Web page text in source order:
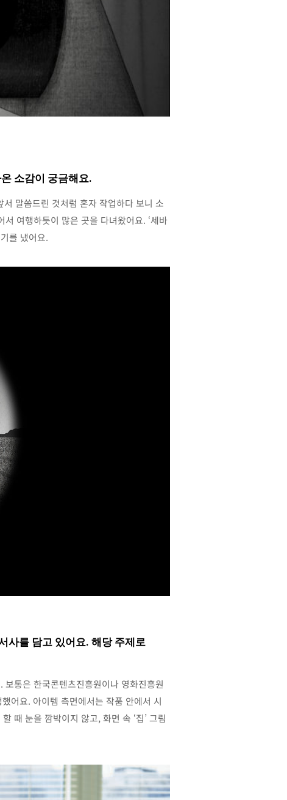
소감이 궁금해요.
말씀드린 것처럼 혼자 작업하다 보니 소
여행하듯이 많은 곳을 다녀왔어요. ‘세바
를 냈어요.
사를 담고 있어요. 해당 주제로
보통은 한국콘텐츠진흥원이나 영화진흥원
어요. 아이템 측면에서는 작품 안에서 시
때 눈을 깜박이지 않고, 화면 속 ‘집’ 그림